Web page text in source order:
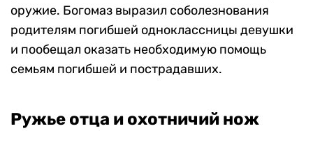
оружие. Богомаз выразил соболезнования
родителям погибшей одноклассницы девушки
и пообещал оказать необходимую помощь
семьям погибшей и пострадавших.
Ружье отца и охотничий нож